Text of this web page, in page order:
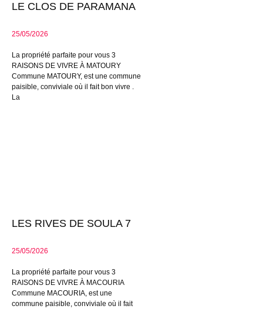
LE CLOS DE PARAMANA
25/05/2026
La propriété parfaite pour vous 3
RAISONS DE VIVRE À MATOURY
Commune MATOURY, est une commune
paisible, conviviale où il fait bon vivre .
La
LES RIVES DE SOULA 7
25/05/2026
La propriété parfaite pour vous 3
RAISONS DE VIVRE À MACOURIA
Commune MACOURIA, est une
commune paisible, conviviale où il fait